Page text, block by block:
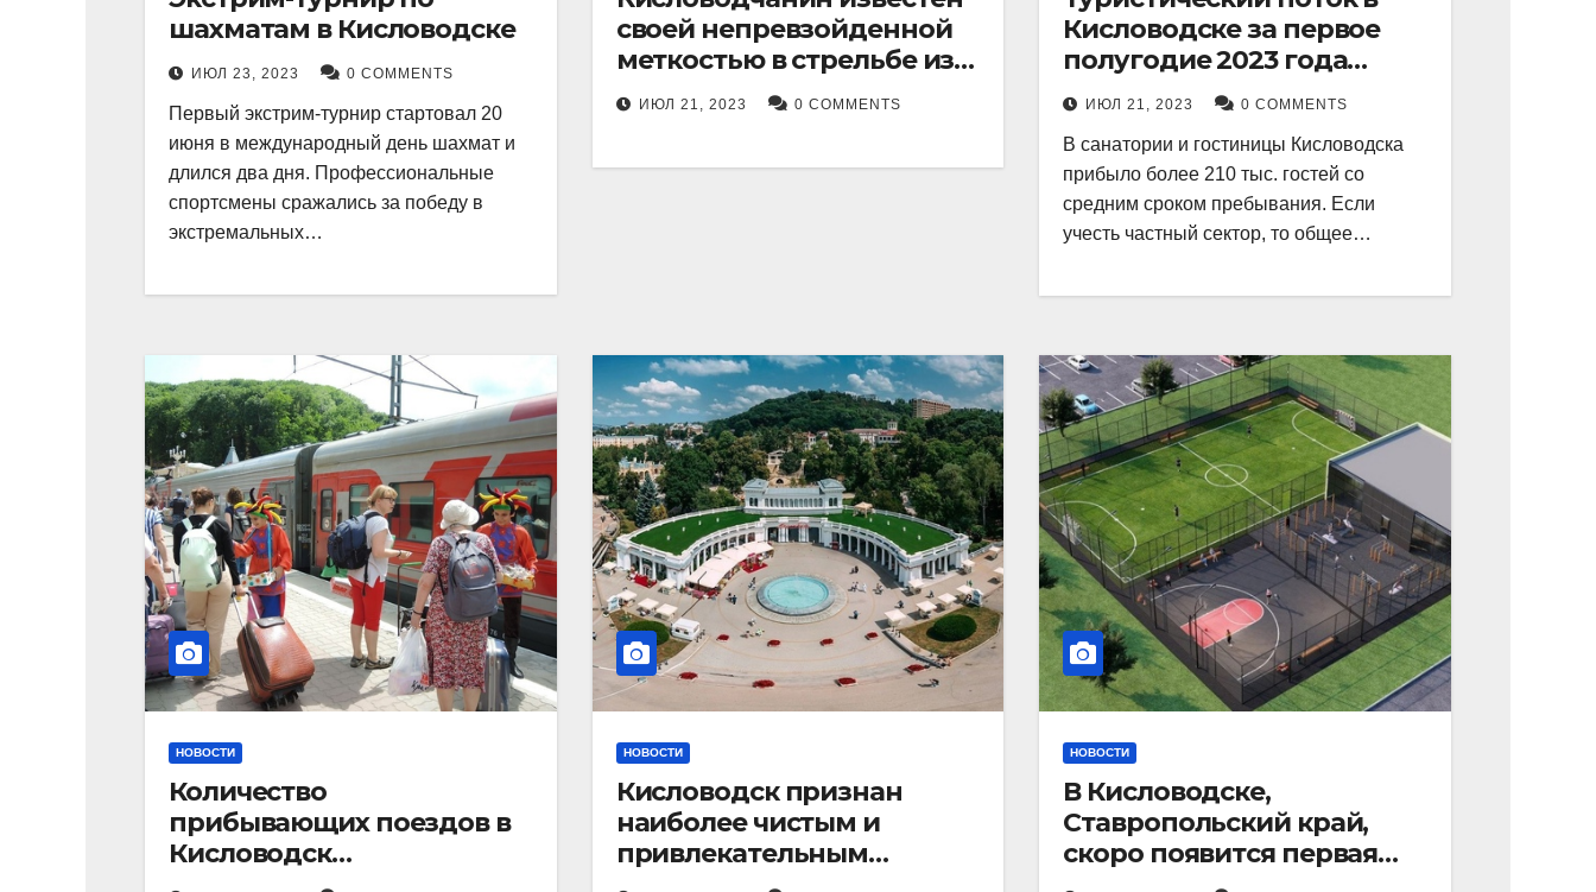
шахматам в Кисловодске
ИЮЛ 23, 2023 0 COMMENTS
Первый экстрим-турнир стартовал 20
июня в международный день шахмат и
длился два дня. Профессиональные
спортсмены сражались за победу в
экстремальных…
своей непревзойденной
меткостью в стрельбе из
лука, и его успехи
прославили его в
ИЮЛ 21, 2023 0 COMMENTS
Кисловодске за первое
полугодие 2023 года
показал рекордный рост в
21 процент.
ИЮЛ 21, 2023 0 COMMENTS
В санатории и гостиницы Кисловодска
прибыло более 210 тыс. гостей со
средним сроком пребывания. Если
учесть частный сектор, то общее…
НОВОСТИ
Количество
прибывающих поездов в
Кисловодск
стремительно
НОВОСТИ
Кисловодск признан
наиболее чистым и
привлекательным
курортным городом в
НОВОСТИ
В Кисловодске,
Ставропольский край,
скоро появится первая
«умная площадка».